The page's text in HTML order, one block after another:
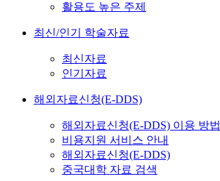
활용도 높은 주제
최신/인기 학술자료
최신자료
인기자료
해외자료신청(E-DDS)
해외자료신청(E-DDS) 이용 방법
비용지원 서비스 안내
해외자료신청(E-DDS)
중국대학 자료 검색